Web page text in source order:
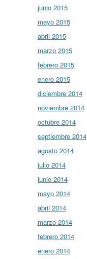
junio 2015
mayo 2015
abril 2015
marzo 2015
febrero 2015
enero 2015
diciembre 2014
noviembre 2014
octubre 2014
septiembre 2014
agosto 2014
julio 2014
junio 2014
mayo 2014
abril 2014
marzo 2014
febrero 2014
enero 2014